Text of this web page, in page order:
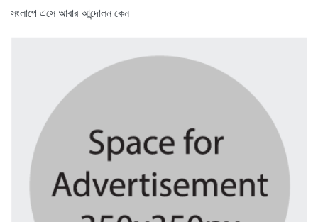
সংলাপে এসে আবার আন্দোলন কেন